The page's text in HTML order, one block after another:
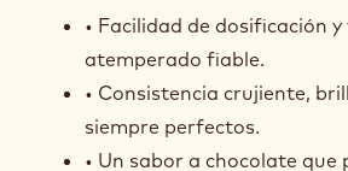
UNA
INFALIBLE